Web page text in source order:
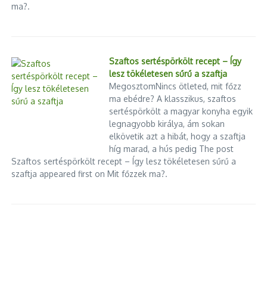
ma?.
Szaftos sertéspörkölt recept – Így
lesz tökéletesen sűrű a szaftja
MegosztomNincs ötleted, mit főzz
ma ebédre? A klasszikus, szaftos
sertéspörkölt a magyar konyha egyik
legnagyobb királya, ám sokan
elkövetik azt a hibát, hogy a szaftja
híg marad, a hús pedig The post
Szaftos sertéspörkölt recept – Így lesz tökéletesen sűrű a
szaftja appeared first on Mit főzzek ma?.